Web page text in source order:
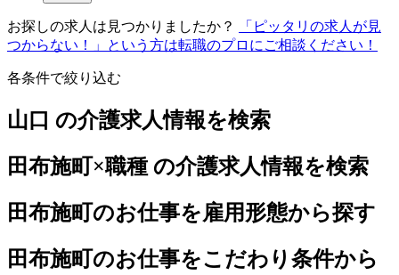
お探しの求人は見つかりましたか？
「ピッタリの求人が見
つからない！」という方は転職のプロにご相談ください！
各条件で絞り込む
山口 の介護求人情報を検索
田布施町×職種 の介護求人情報を検索
田布施町のお仕事を雇用形態から探す
田布施町のお仕事をこだわり条件から